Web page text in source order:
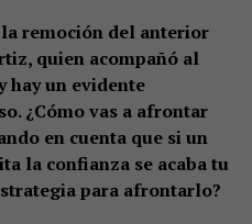
remoción del anterior
quien acompañó al
hay un evidente
¿Cómo vas a afrontar
en cuenta que si un
la confianza se acaba tu
para afrontarlo?